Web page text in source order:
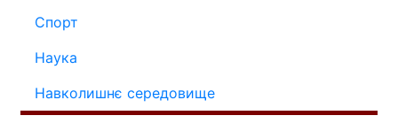
Спорт
Наука
Навколишнє середовище